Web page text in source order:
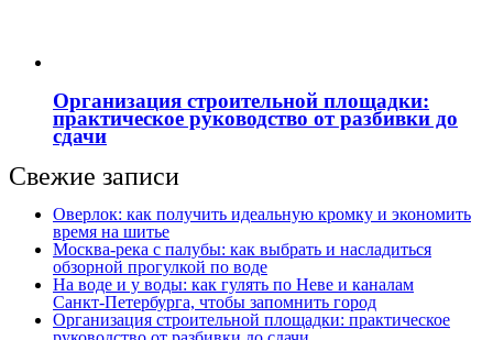
Организация строительной площадки:
практическое руководство от разбивки до
сдачи
Свежие записи
Оверлок: как получить идеальную кромку и экономить
время на шитье
Москва‑река с палубы: как выбрать и насладиться
обзорной прогулкой по воде
На воде и у воды: как гулять по Неве и каналам
Санкт‑Петербурга, чтобы запомнить город
Организация строительной площадки: практическое